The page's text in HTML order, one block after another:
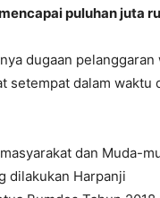
puluhan juta
dugaan
setempat dalam waktu
dan Muda-
dilakukan Harpanji